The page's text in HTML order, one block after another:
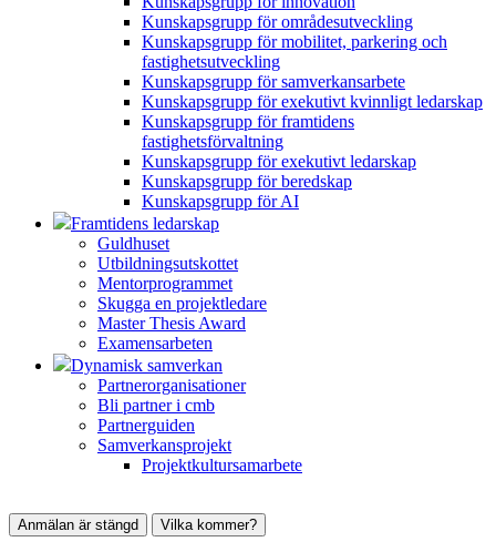
Kunskapsgrupp för områdesutveckling
Kunskapsgrupp för mobilitet, parkering och
fastighetsutveckling
Kunskapsgrupp för samverkansarbete
Kunskapsgrupp för exekutivt kvinnligt ledarskap
Kunskapsgrupp för framtidens
fastighetsförvaltning
Kunskapsgrupp för exekutivt ledarskap
Kunskapsgrupp för beredskap
Kunskapsgrupp för AI
Framtidens ledarskap
Guldhuset
Utbildningsutskottet
Mentorprogrammet
Skugga en projektledare
Master Thesis Award
Examensarbeten
Dynamisk samverkan
Partnerorganisationer
Bli partner i cmb
Partnerguiden
Samverkansprojekt
Projektkultursamarbete
Anmälan är stängd Vilka kommer?